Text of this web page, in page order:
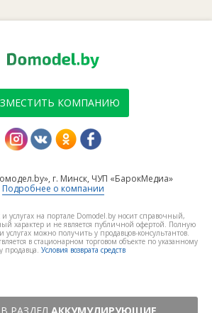
КОМПАНИЮ
г. Минск, ЧУП «БарокМедиа»
Подробнее о компании
услугах на портале Domodel.by носит справочный,
характер и не является публичной офертой. Полную
можно получить у продавцов-консультантов.
в стационарном торговом объекте по указанному
продавца. Условия возврата средств